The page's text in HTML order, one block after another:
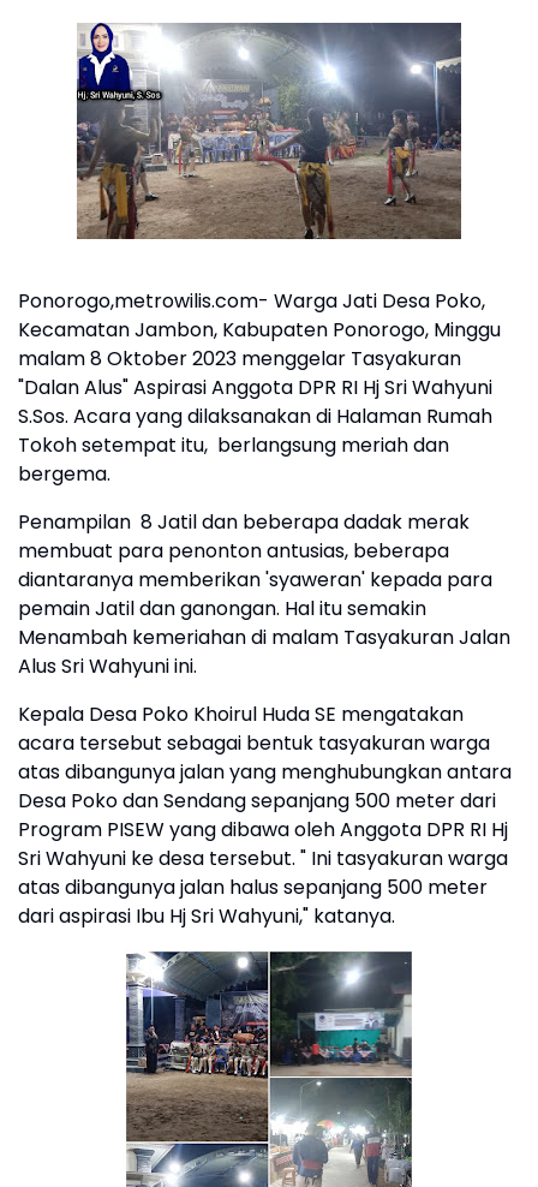
Ponorogo,metrowilis.com- Warga Jati Desa Poko,
Kecamatan Jambon, Kabupaten Ponorogo, Minggu
malam 8 Oktober 2023 menggelar Tasyakuran
"Dalan Alus" Aspirasi Anggota DPR RI Hj Sri Wahyuni
S.Sos. Acara yang dilaksanakan di Halaman Rumah
Tokoh setempat itu, berlangsung meriah dan
bergema.
Penampilan 8 Jatil dan beberapa dadak merak
membuat para penonton antusias, beberapa
diantaranya memberikan 'syaweran' kepada para
pemain Jatil dan ganongan. Hal itu semakin
Menambah kemeriahan di malam Tasyakuran Jalan
Alus Sri Wahyuni ini.
Kepala Desa Poko Khoirul Huda SE mengatakan
acara tersebut sebagai bentuk tasyakuran warga
atas dibangunya jalan yang menghubungkan antara
Desa Poko dan Sendang sepanjang 500 meter dari
Program PISEW yang dibawa oleh Anggota DPR RI Hj
Sri Wahyuni ke desa tersebut. " Ini tasyakuran warga
atas dibangunya jalan halus sepanjang 500 meter
dari aspirasi Ibu Hj Sri Wahyuni," katanya.